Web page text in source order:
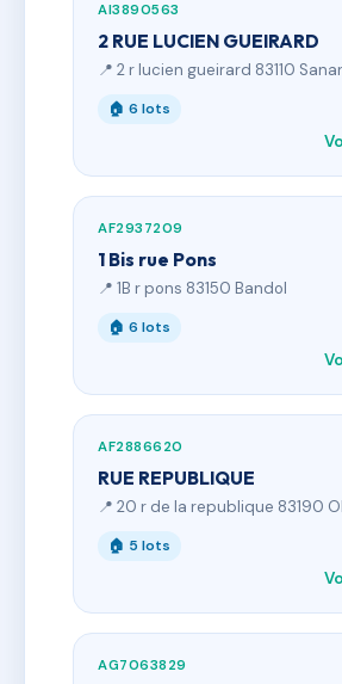
AI3890563
2 RUE LUCIEN GUEIRARD
📍 2 r lucien gueirard 83110
🏠 6 lots
AF2937209
1 Bis rue Pons
📍 1B r pons 83150 Bandol
🏠 6 lots
AF2886620
RUE REPUBLIQUE
📍 20 r de la republique 83190
🏠 5 lots
AG7063829